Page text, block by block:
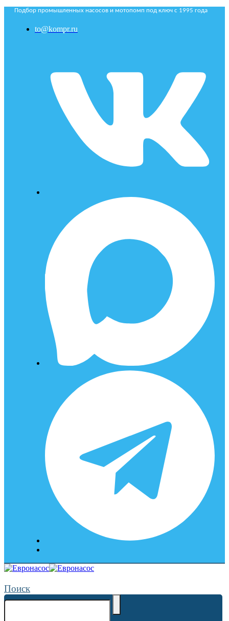
Подбор промышленных насосов и мотопомп под ключ с 1995 года
to@kompr.ru
Поиск